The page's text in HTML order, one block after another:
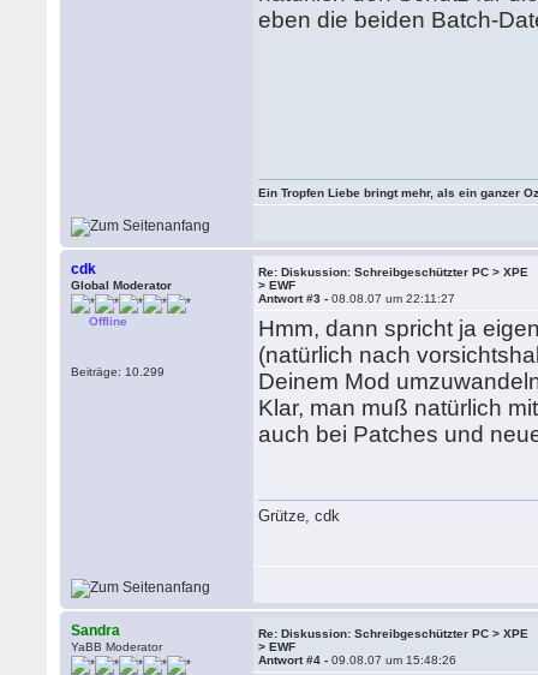
eben die beiden Batch-
Ein Tropfen Liebe bringt mehr, als ein ganzer
cdk
Global Moderator
Offline
Beiträge: 10.299
Re: Diskussion: Schreibgeschützter PC > XPE
> EWF
Antwort #3 -08.08.07 um 22:11:27
Hmm, dann spricht ja
(natürlich nach
Deinem Mod
Klar, man muß natürlich
auch bei Patches und
Grütze, cdk
Sandra
YaBB Moderator
Re: Diskussion: Schreibgeschützter PC > XPE
> EWF
Antwort #4 -09.08.07 um 15:48:26